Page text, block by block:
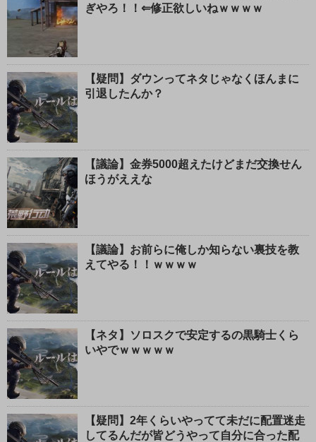
ぎやろ！！⇐修正欲しいねｗｗｗｗ
【疑問】ダウンってネタじゃなくほんまに
引退したんか？
【議論】金券5000超えたけどまだ交換せん
ほうがええな
【議論】お前らに俺しか知らない裏技を教
えてやる！！ｗｗｗｗ
【ネタ】ソロスクで安定するの黒騎士くら
いやでｗｗｗｗｗ
【疑問】2年くらいやってて未だに配置迷走
してるんだが皆どうやって自分に合った配